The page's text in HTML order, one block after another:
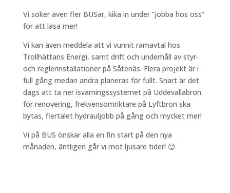
Vi söker även fler BUSar, kika in under ”jobba hos oss”
för att läsa mer!
Vi kan även meddela att vi vunnit ramavtal hos
Trollhättans Energi, samt drift och underhåll av styr-
och reglerinstallationer på Såtenäs. Flera projekt är i
full gång medan andra planeras för fullt. Snart är det
dags att ta ner isvarningssystemet på Uddevallabron
för renovering, frekvensomriktare på Lyftbron ska
bytas, flertalet hydrauljobb på gång och mycket mer!
Vi på BUS önskar alla en fin start på den nya
månaden, äntligen går vi mot ljusare tider! 😊